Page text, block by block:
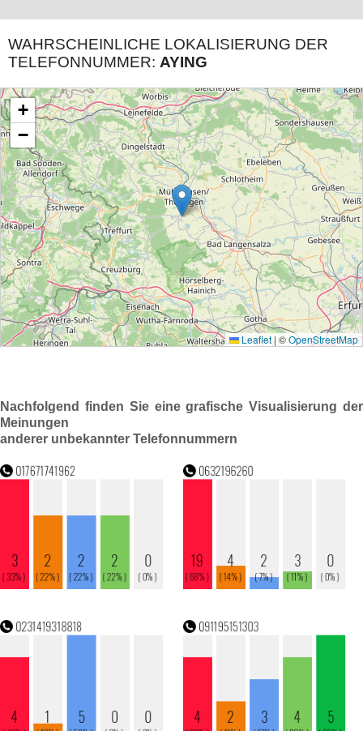
WAHRSCHEINLICHE LOKALISIERUNG DER
TELEFONNUMMER: AYING
Nachfolgend finden Sie eine grafische Visualisierung der
Meinungen
anderer unbekannter Telefonnummern